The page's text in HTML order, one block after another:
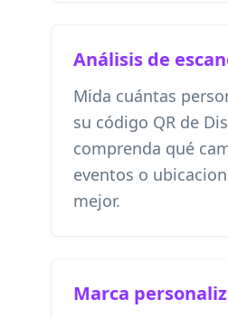
Análisis de
Mida cuántas
su código QR de
comprenda qué
eventos o
mejor.
Marca